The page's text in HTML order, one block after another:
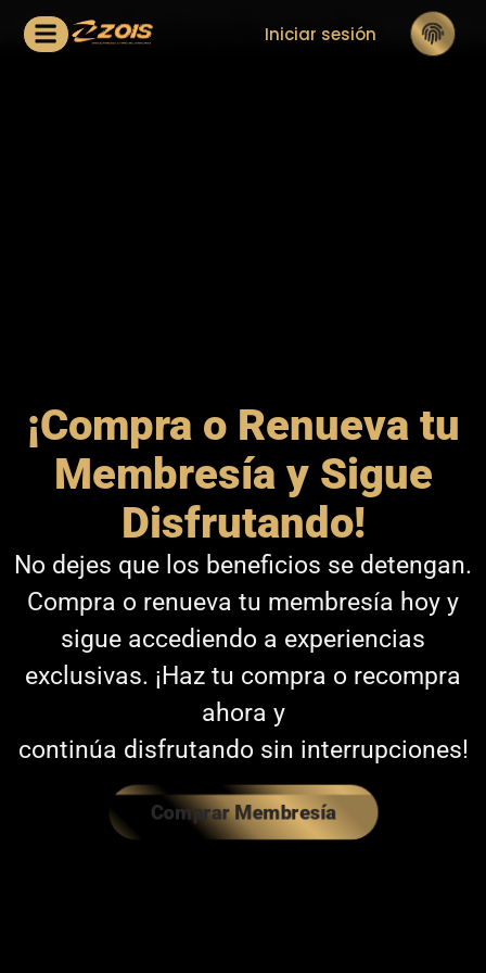
Iniciar sesión
Contenido oculto
¡Compra o Renueva tu
Membresía y Sigue
Disfrutando!
No dejes que los beneficios se detengan.
Compra o renueva tu membresía hoy y
sigue accediendo a experiencias
exclusivas. ¡Haz tu compra o recompra
ahora y
continúa disfrutando sin interrupciones!
Comprar Membresía